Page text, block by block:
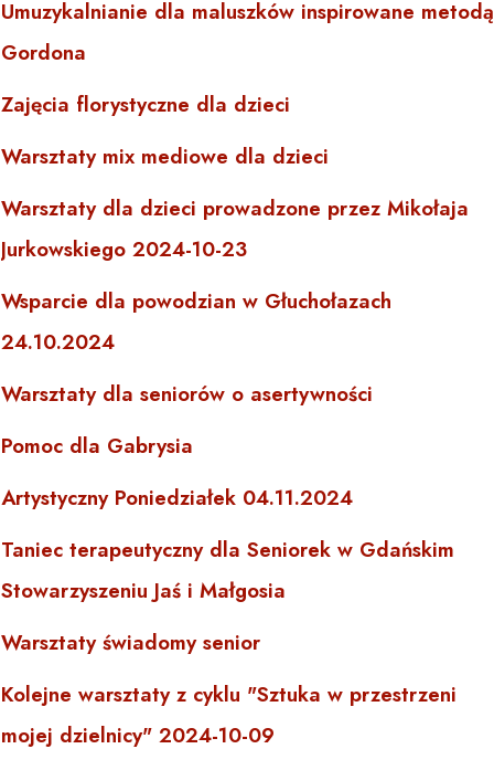
Umuzykalnianie dla maluszków inspirowane metodą
Gordona
Zajęcia florystyczne dla dzieci
Warsztaty mix mediowe dla dzieci
Warsztaty dla dzieci prowadzone przez Mikołaja
Jurkowskiego 2024-10-23
Wsparcie dla powodzian w Głuchołazach
24.10.2024
Warsztaty dla seniorów o asertywności
Pomoc dla Gabrysia
Artystyczny Poniedziałek 04.11.2024
Taniec terapeutyczny dla Seniorek w Gdańskim
Stowarzyszeniu Jaś i Małgosia
Warsztaty świadomy senior
Kolejne warsztaty z cyklu "Sztuka w przestrzeni
mojej dzielnicy" 2024-10-09